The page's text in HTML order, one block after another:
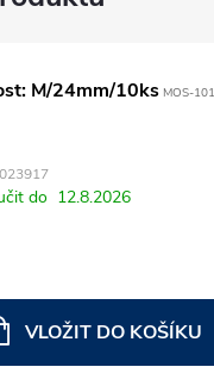
M/24mm/10ks MOS-
do 12.8.2026
VLOŽIT DO KOŠÍKU